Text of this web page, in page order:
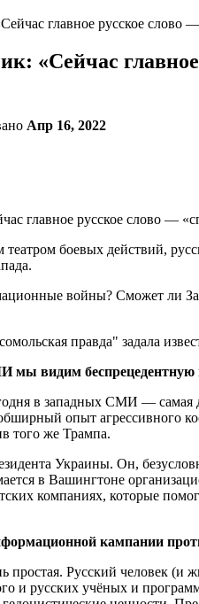
главное русское слово
«Сейчас
Апр 16, 2022
боевых действий,
войны? Сможет ли
правда" задала
видим беспрецедентную
в западных СМИ — самая
опыт агрессивного
того же Трампа.
Украины. Он,
в Вашингтоне
компаниях, которые
кампании
Русский человек (и
и русских учёных и